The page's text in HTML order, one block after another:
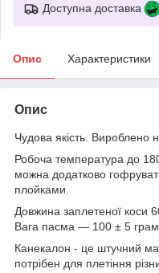
Доступна доставка
Опис Характеристики
Опис
Чудова якість. Вироблено
Робоча температура до
можна додатково
плойками.
Довжина заплетеної коси
Вага пасма — 100 ± 5
Канекалон - це штучний
потрібен для плетіння